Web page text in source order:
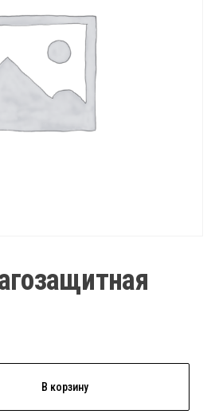
В корзину